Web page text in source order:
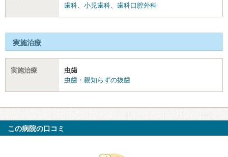
歯科、 小児歯科、 歯科口腔外科
実施治療
実施治療
虫歯
虫歯・親知らずの抜歯
この病院の口コミ